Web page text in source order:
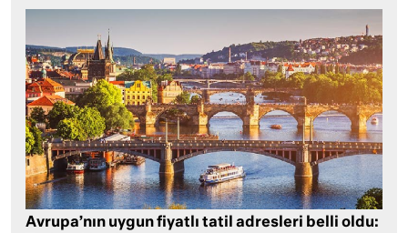
Avrupa’nın uygun fiyatlı tatil adresleri belli oldu: